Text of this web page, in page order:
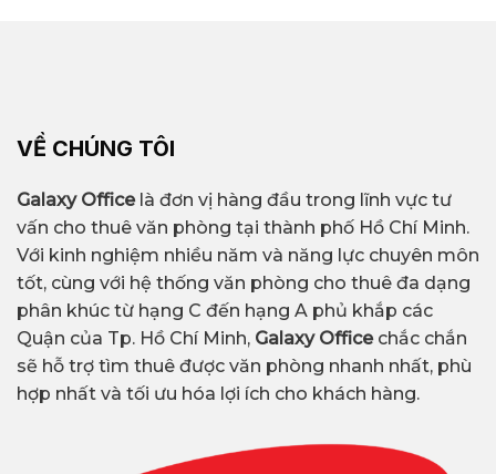
VỀ CHÚNG TÔI
Galaxy Officelà đơn vị hàng đầu trong lĩnh vực tư
vấn cho thuê văn phòng tại thành phố Hồ Chí Minh.
Với kinh nghiệm nhiều năm và năng lực chuyên môn
tốt, cùng với hệ thống văn phòng cho thuê đa dạng
phân khúc từ hạng C đến hạng A phủ khắp các
Quận của Tp. Hồ Chí Minh, Galaxy Office chắc chắn
sẽ hỗ trợ tìm thuê được văn phòng nhanh nhất, phù
hợp nhất và tối ưu hóa lợi ích cho khách hàng.